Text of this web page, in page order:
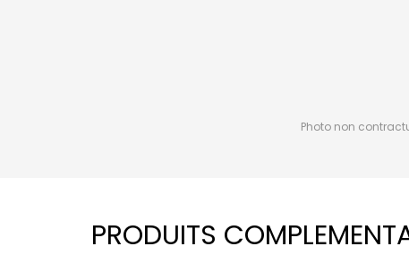
Photo non
PRODUITS